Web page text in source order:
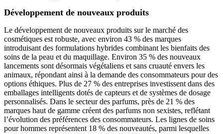
Développement de nouveaux produits
Le développement de nouveaux produits sur le marché des
cosmétiques est robuste, avec environ 43 % des marques
introduisant des formulations hybrides combinant les bienfaits des
soins de la peau et du maquillage. Environ 35 % des nouveaux
lancements sont désormais végétaliens et sans cruauté envers les
animaux, répondant ainsi à la demande des consommateurs pour des
options éthiques. Plus de 27 % des entreprises investissent dans des
emballages intelligents dotés de capteurs et de systèmes de dosage
personnalisés. Dans le secteur des parfums, près de 21 % des
marques haut de gamme créent des parfums non sexistes, reflétant
l’évolution des préférences des consommateurs. Les lignes de soins
pour hommes représentent 18 % des nouveautés, parmi lesquelles